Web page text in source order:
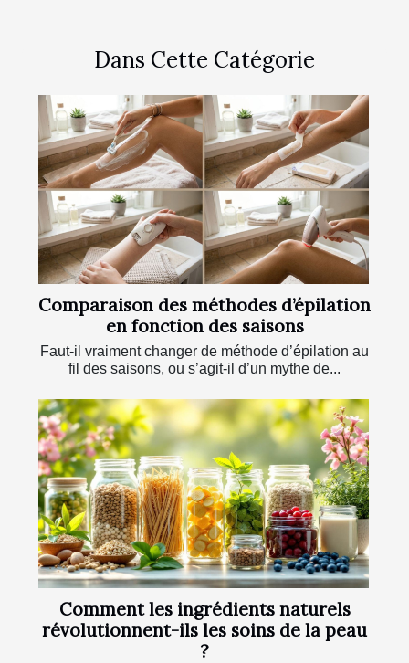
Dans Cette Catégorie
Comparaison des méthodes d’épilation
en fonction des saisons
Faut-il vraiment changer de méthode d’épilation au
fil des saisons, ou s’agit-il d’un mythe de...
Comment les ingrédients naturels
révolutionnent-ils les soins de la peau
?